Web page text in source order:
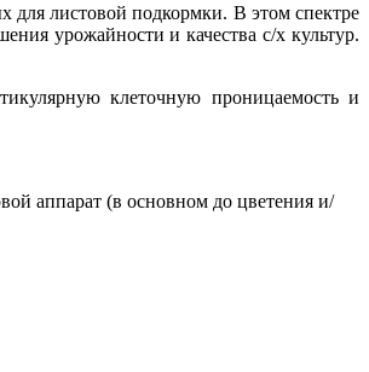
для листовой подкормки. В этом спектре
урожайности и качества с/х культур.
клеточную проницаемость и
аппарат (в основном до цветения и/